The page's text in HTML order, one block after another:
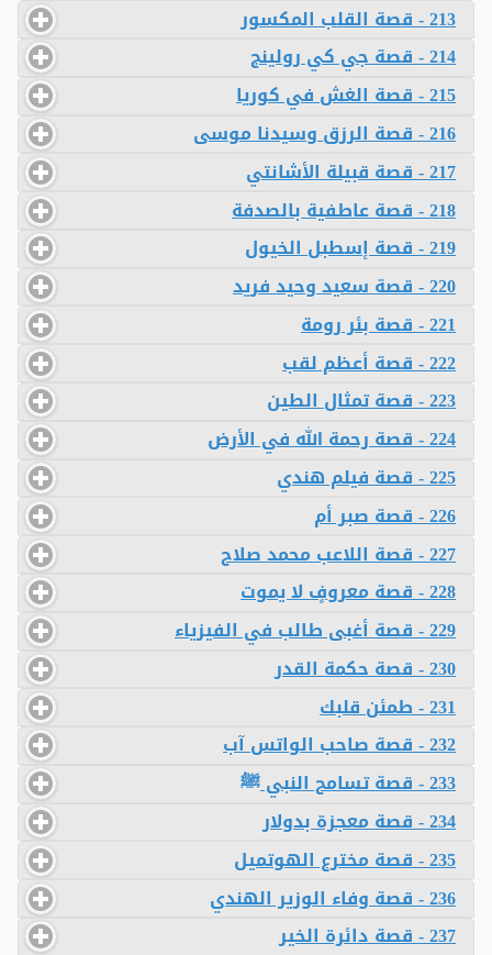
213 - قصة القلب المكسور
214 - قصة جي كي رولينج
215 - قصة الغش في كوريا
216 - قصة الرزق وسيدنا موسى
217 - قصة قبيلة الأشانتي
218 - قصة عاطفية بالصدفة
219 - قصة إسطبل الخيول
220 - قصة سعيد وحيد فريد
221 - قصة بئر رومة
222 - قصة أعظم لقب
223 - قصة تمثال الطين
224 - قصة رحمة الله في الأرض
225 - قصة فيلم هندي
226 - قصة صبر أم
227 - قصة اللاعب محمد صلاح
228 - قصة معروفٍ لا يموت
229 - قصة أغبى طالب في الفيزياء
230 - قصة حكمة القدر
231 - طمئن قلبك
232 - قصة صاحب الواتس آب
233 - قصة تسامح النبي ﷺ
234 - قصة معجزة بدولار
235 - قصة مخترع الهوتميل
236 - قصة وفاء الوزير الهندي
237 - قصة دائرة الخير